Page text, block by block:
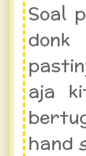
Soal
aja
hand